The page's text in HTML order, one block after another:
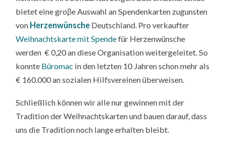
bietet eine groβe Auswahl an Spendenkarten zugunsten
von Herzenwünsche Deutschland. Pro verkaufter
Weihnachtskarte mit Spendefür Herzenwünsche
werden € 0,20 an diese Organisation weitergeleitet. So
konnte Büromac in den letzten 10 Jahren schon mehr als
€ 160.000 an sozialen Hilfsvereinen überweisen.
Schließlich können wir alle nur gewinnen mit der
Tradition der Weihnachtskarten und bauen darauf, dass
uns die Tradition noch lange erhalten bleibt.